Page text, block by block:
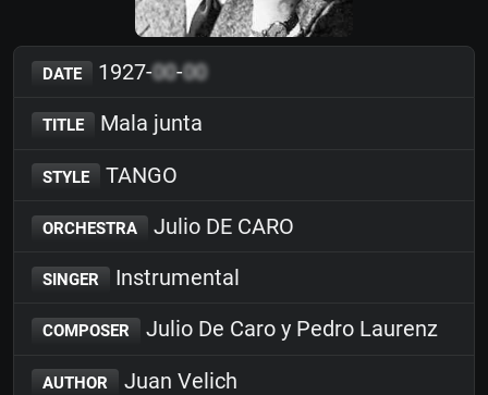
DATE 1927-00-00
TITLE Mala junta
STYLE TANGO
ORCHESTRA Julio DE CARO
SINGER Instrumental
COMPOSER Julio De Caro y Pedro Laurenz
AUTHOR Juan Velich